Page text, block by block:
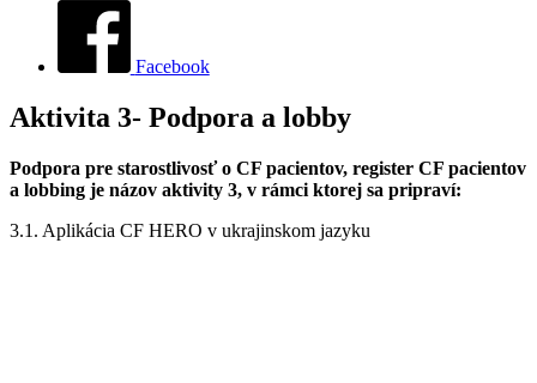
Facebook
Aktivita 3- Podpora a lobby
Podpora pre starostlivosť o CF pacientov, register CF pacientov
a lobbing je názov aktivity 3, v rámci ktorej sa pripraví:
3.1. Aplikácia CF HERO v ukrajinskom jazyku